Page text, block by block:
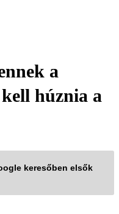
a
húznia a
keresőben elsők